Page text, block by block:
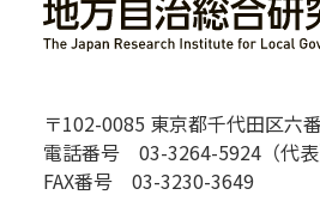
〒102-0085 東京都千代田区六
電話番号 03-3264-5924（代表
FAX番号 03-3230-3649